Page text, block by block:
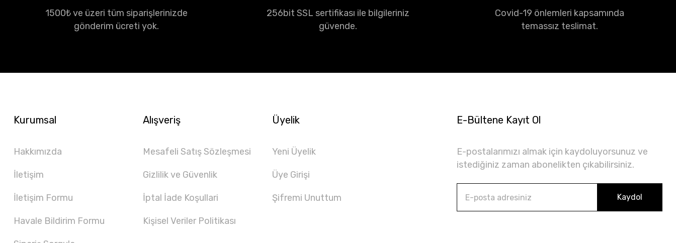
1500₺ ve üzeri tüm siparişlerinizde
gönderim ücreti yok.
256bit SSL sertifikası ile bilgileriniz
güvende.
Covid-19 önlemleri kapsamında
temassız teslimat.
Kurumsal
Hakkımızda
İletişim
İletişim Formu
Havale Bildirim Formu
Alışveriş
Mesafeli Satış Sözleşmesi
Gizlilik ve Güvenlik
İptal İade Koşullari
Kişisel Veriler Politikası
Üyelik
Yeni Üyelik
Üye Girişi
Şifremi Unuttum
E-Bültene Kayıt Ol
E-postalarımızı almak için kaydoluyorsunuz ve
istediğiniz zaman abonelikten çıkabilirsiniz.
Kaydol